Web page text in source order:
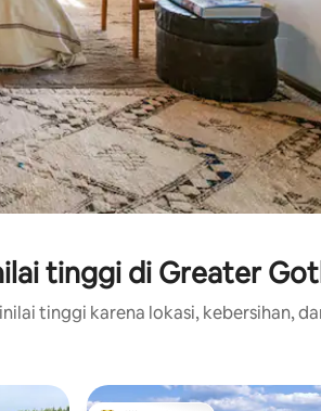
tinggi di Greater
tinggi karena lokasi, kebersihan,